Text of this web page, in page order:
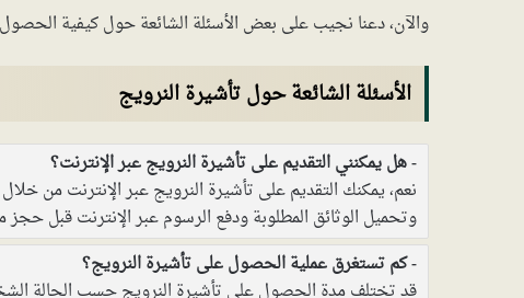
والآن، دعنا نجيب على بعض الأسئلة الشائعة حول كيفية
الأسئلة الشائعة حول تأشيرة النرويج
هل يمكنني التقديم على تأشيرة النرويج عبر الإنترنت؟
نعم، يمكنك التقديم على تأشيرة النرويج عبر الإنترنت من
وتحميل الوثائق المطلوبة ودفع الرسوم عبر الإنترنت قبل حجز
كم تستغرق عملية الحصول على تأشيرة النرويج؟